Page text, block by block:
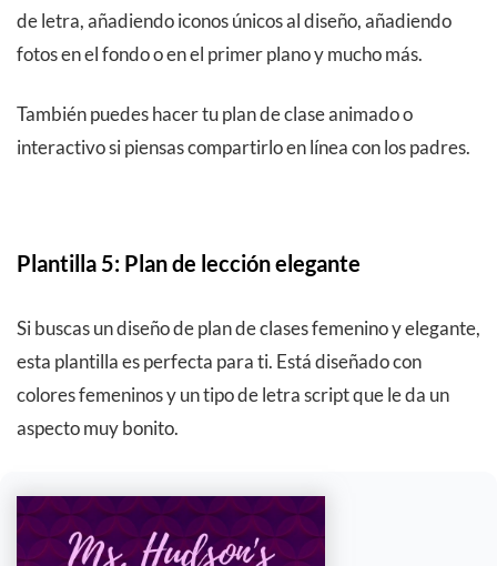
de letra, añadiendo iconos únicos al diseño, añadiendo
fotos en el fondo o en el primer plano y mucho más.
También puedes hacer tu plan de clase animado o
interactivo si piensas compartirlo en línea con los padres.
Plantilla 5: Plan de lección elegante
Si buscas un diseño de plan de clases femenino y elegante,
esta plantilla es perfecta para ti. Está diseñado con
colores femeninos y un tipo de letra script que le da un
aspecto muy bonito.